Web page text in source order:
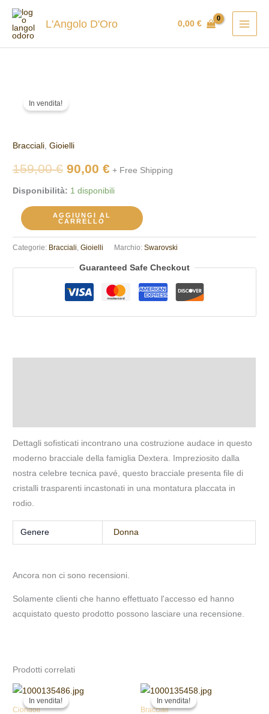
contenuto
L'Angolo D'Oro 0,00€
In vendita!
Bracciali ,Gioielli
159,00€
originale
era:
159,00 €.
90,00€ è:
90,00 €.
+ Free Shipping
Disponibilità: 1 disponibili
Swarovski
AGGIUNGI AL
CARRELLO
Categorie: Bracciali,Gioielli Marchio:Swarovski
Guaranteed Safe Checkout
Dettagli sofisticati incontrano una costruzione audace in questo
moderno bracciale della famiglia Dextera. Impreziosito dalla
nostra celebre tecnica pavé, questo bracciale presenta file di
cristalli trasparenti incastonati in una montatura placcata in
rodio.
Genere Donna
Ancora non ci sono recensioni.
Solamente clienti che hanno effettuato l'accesso ed hanno
acquistato questo prodotto possono lasciare una recensione.
Prodotti correlati
In vendita!
In vendita!
Ciondoli
Il
prezzo
originale
Il
prezzo
In vendita!
In vendita!
Bracciali
Il
prezzo
originale
Il
prezzo